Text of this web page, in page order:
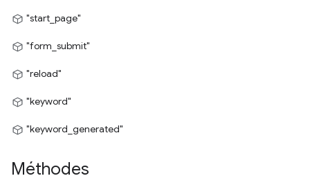
"start_page"
"form_submit"
"reload"
"keyword"
"keyword_generated"
Méthodes